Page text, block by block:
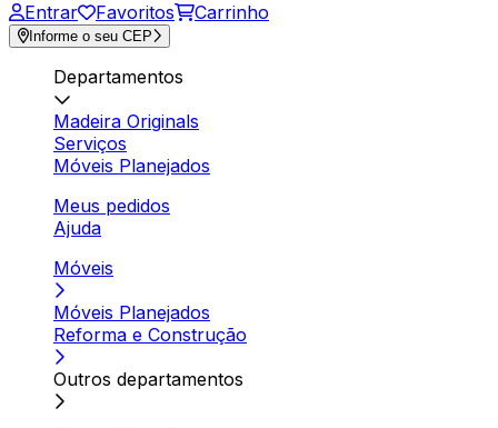
Entrar Favoritos Carrinho
Informe o seu CEP
Departamentos
Madeira Originals
Serviços
Móveis Planejados
Meus pedidos
Ajuda
Móveis
Móveis Planejados
Reforma e Construção
Outros departamentos